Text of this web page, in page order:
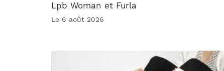
Lpb Woman et Furla
Le 6 août 2026